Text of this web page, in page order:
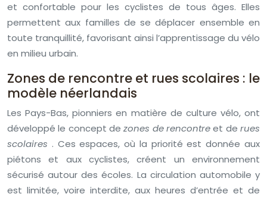
et confortable pour les cyclistes de tous âges. Elles
permettent aux familles de se déplacer ensemble en
toute tranquillité, favorisant ainsi l’apprentissage du vélo
en milieu urbain.
Zones de rencontre et rues scolaires : le
modèle néerlandais
Les Pays-Bas, pionniers en matière de culture vélo, ont
développé le concept dezones de rencontreet derues
scolaires . Ces espaces, où la priorité est donnée aux
piétons et aux cyclistes, créent un environnement
sécurisé autour des écoles. La circulation automobile y
est limitée, voire interdite, aux heures d’entrée et de